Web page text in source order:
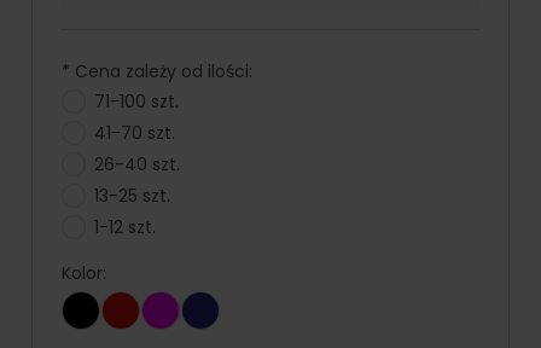
* Cena zależy od ilości:
71-100 szt.
41-70 szt.
26-40 szt.
13-25 szt.
1-12 szt.
Kolor: